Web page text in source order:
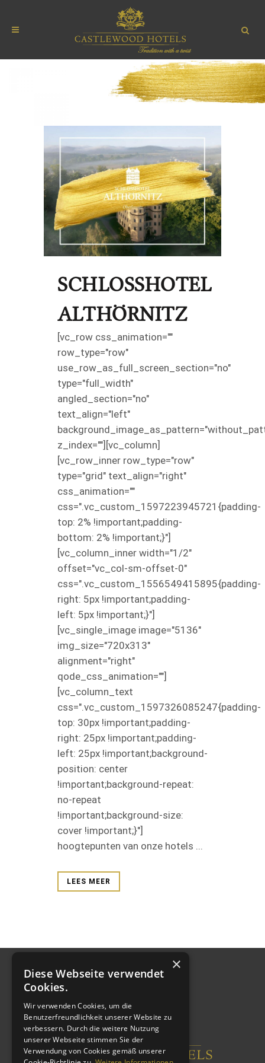
SCHLOSSHOTEL
ALTHÖRNITZ
[vc_row css_animation=""
row_type="row"
use_row_as_full_screen_section="no"
type="full_width"
angled_section="no"
text_align="left"
z_index=""][vc_column]
[vc_row_inner row_type="row"
type="grid" text_align="right"
css_animation=""
css=".vc_custom_1597223945721{padding-
top: 2% !important;padding-
bottom: 2% !important;}"]
[vc_column_inner width="1/2"
offset="vc_col-sm-offset-0"
css=".vc_custom_1556549415895{padding-
right: 5px !important;padding-
left: 5px !important;}"]
[vc_single_image image="5136"
img_size="720x313"
alignment="right"
qode_css_animation=""]
[vc_column_text
css=".vc_custom_1597326085247{padding-
top: 30px !important;padding-
right: 25px !important;padding-
left: 25px !important;background-
position: center
!important;background-repeat:
no-repeat
!important;background-size:
cover !important;}"]
hoogtepunten van onze hotels ...
LEES MEER
×
Diese Webseite verwendet
Cookies.
Wir verwenden Cookies, um die
Benutzerfreundlichkeit unserer Website zu
verbessern. Durch die weitere Nutzung
unserer Webseite stimmen Sie der
Verwendung von Cookies gemäß unserer